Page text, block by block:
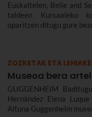
Euskaltelen, Belle and
taldeen Kursaaleko
oparitzen ditugu gure
ZOZKETAK ETA
Museoa bera
GUGGENHEIM
Hernández Elena
Altuna Guggenheim